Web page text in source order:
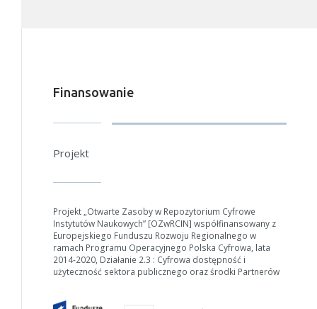
Finansowanie
Projekt
Projekt „Otwarte Zasoby w Repozytorium Cyfrowe
Instytutów Naukowych” [OZwRCIN] współfinansowany z
Europejskiego Funduszu Rozwoju Regionalnego w
ramach Programu Operacyjnego Polska Cyfrowa, lata
2014-2020, Działanie 2.3 : Cyfrowa dostępność i
użyteczność sektora publicznego oraz środki Partnerów